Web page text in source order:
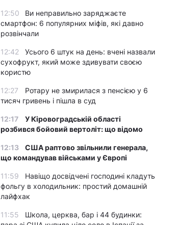
12:50
Ви неправильно заряджаєте
смартфон: 6 популярних міфів, які давно
розвінчали
12:42
Усього 6 штук на день: вчені назвали
сухофрукт, який може здивувати своєю
користю
12:27
Ротару не змирилася з пенсією у 6
тисяч гривень і пішла в суд
12:17
У Кіровоградській області
розбився бойовий вертоліт: що відомо
12:13
США раптово звільнили генерала,
що командував військами у Європі
11:59
Навіщо досвідчені господині кладуть
фольгу в холодильник: простий домашній
лайфхак
11:55
Школа, церква, бар і 44 будинки: